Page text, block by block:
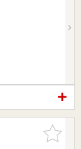
お気に入
りに追加